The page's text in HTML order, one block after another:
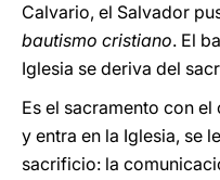
Calvario, el Salvador
bautismo cristiano. El
Iglesia se deriva del
Es el sacramento con
y entra en la Iglesia, se
sacrificio: la